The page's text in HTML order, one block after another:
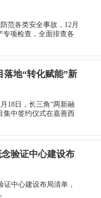
范各类安全事故，12月
专项检查，全面排查各
地“转化赋能”新
18日，长三角“两新融
集中签约仪式在嘉善西
验证中心建设布
证中心建设布局清单，